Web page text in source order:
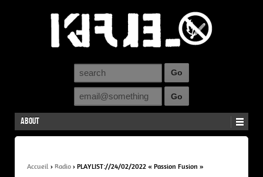
About
Accueil › Radio › PLAYLIST://24/02/2022 « Passion Fusion »